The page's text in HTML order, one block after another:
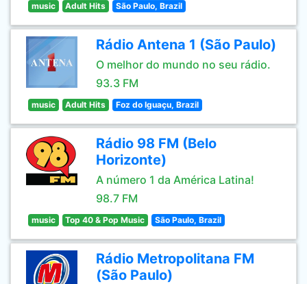
music Adult Hits São Paulo, Brazil
Rádio Antena 1 (São Paulo)
O melhor do mundo no seu rádio.
93.3 FM
music Adult Hits Foz do Iguaçu, Brazil
Rádio 98 FM (Belo
Horizonte)
A número 1 da América Latina!
98.7 FM
music Top 40 & Pop Music São Paulo, Brazil
Rádio Metropolitana FM
(São Paulo)